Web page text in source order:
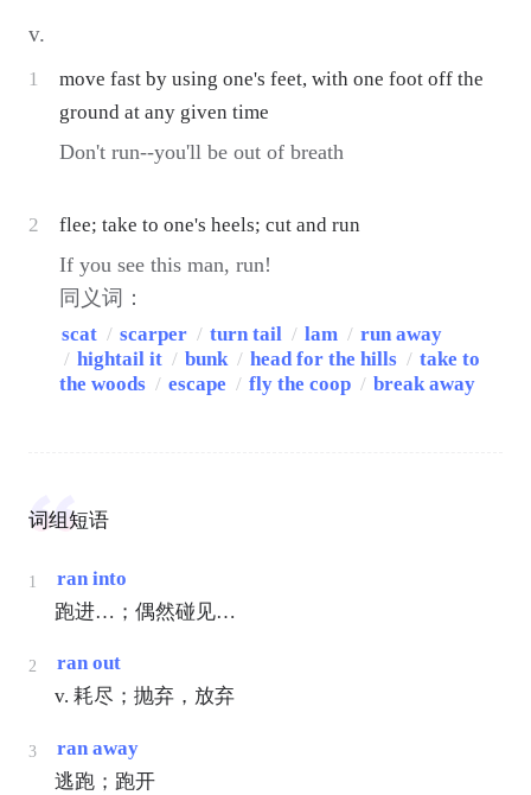
v.
1
move fast by using one's feet, with one foot off the
ground at any given time
Don't run--you'll be out of breath
2 flee; take to one's heels; cut and run
If you see this man, run!
同义词：
scat / scarper / turn tail / lam / run away
/ hightail it / bunk / head for the hills / take to
the woods / escape / fly the coop / break away
词组短语
1
ran into
跑进…；偶然碰见…
2
ran out
v. 耗尽；抛弃，放弃
3
ran away
逃跑；跑开